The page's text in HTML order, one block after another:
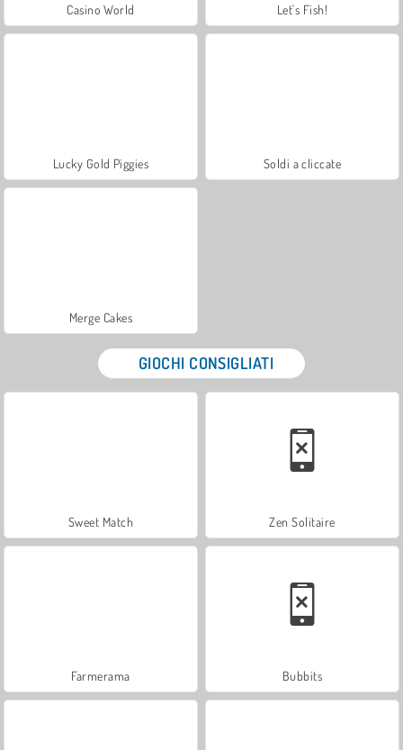
Casino World Let's Fish!
Lucky Gold Piggies Soldi a cliccate
Merge Cakes
GIOCHI CONSIGLIATI
Sweet Match Zen Solitaire
Farmerama Bubbits